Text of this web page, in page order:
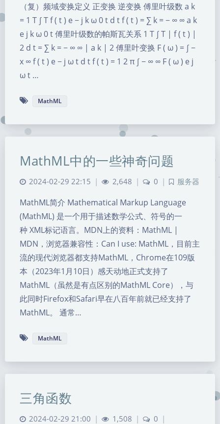
（复）频域变换定义 正变换 逆变换 傅里叶级数 a k
= 1 T ∫ T f ( t ) e − j k ω 0 t d t f ( t ) = ∑ k = − ∞ ∞ a k
e j k ω 0 t 傅里叶级数的帕斯瓦关系 1 T ∫ T | f ( t ) |
2 d t = ∑ k = − ∞ ∞ | a k | 2 傅里叶变换 F ( ω ) = ∫ −
x ∞ f ( t ) e − j ω t d t f ( t ) = 1 2 π ∫ − ∞ ∞ F ( ω ) e j
ω t …
MathML
MathML中的一些神奇问题
2024-02-29 22:15 | 2,648 | 0 | 服务器
MathML简介 Mathematical Markup Language
(MathML) 是一个用于描述数学公式、符号的一
种 XML标记语言。MDN上的资料：MathML |
MDN，浏览器兼容性：Can I use: MathML，目前主
流的现代浏览器都支持MathML，Chrome在109版
本（2023年1月10日）感天动地正式支持了
MathML（虽然是有点区别的MathML Core），与
此同时Firefox和Safari早在八百年前就已经支持了
MathML。 通常…
MathML
三角函数
2024-02-29 21:00 | 1,508 | 0 |